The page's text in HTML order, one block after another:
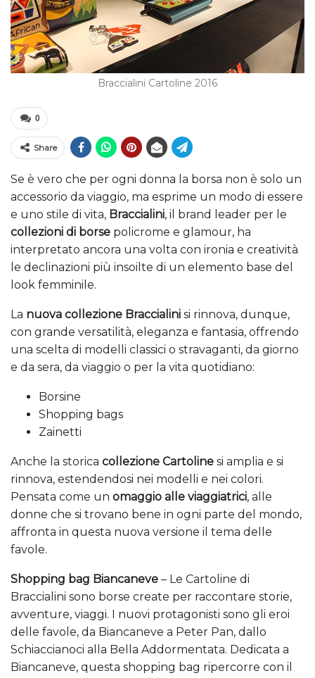
Braccialini Cartoline 2016
0
Share
Se è vero che per ogni donna la borsa non è solo un
accessorio da viaggio, ma esprime un modo di essere
e uno stile di vita, Braccialini, il brand leader per le
collezioni di borse policrome e glamour, ha
interpretato ancora una volta con ironia e creatività
le declinazioni più insoilte di un elemento base del
look femminile.
La nuova collezione Braccialini si rinnova, dunque,
con grande versatilità, eleganza e fantasia, offrendo
una scelta di modelli classici o stravaganti, da giorno
e da sera, da viaggio o per la vita quotidiano:
Borsine
Shopping bags
Zainetti
Anche la storica collezione Cartoline si amplia e si
rinnova, estendendosi nei modelli e nei colori.
Pensata come un omaggio alle viaggiatrici, alle
donne che si trovano bene in ogni parte del mondo,
affronta in questa nuova versione il tema delle
favole.
Shopping bag Biancaneve – Le Cartoline di
Braccialini sono borse create per raccontare storie,
avventure, viaggi. I nuovi protagonisti sono gli eroi
delle favole, da Biancaneve a Peter Pan, dallo
Schiaccianoci alla Bella Addormentata. Dedicata a
Biancaneve, questa shopping bag ripercorre con il